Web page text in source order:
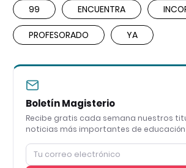
99 ENCUENTRA
PROFESORADO YA
Boletín Magisterio
Recibe gratis cada semana nuestros
noticias más importantes de educación